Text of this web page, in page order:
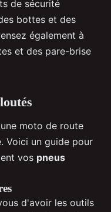
de sécurité
bottes et des
également à
et des pare-brise
moto de route
Voici un guide pour
vos pneus
d'avoir les outils